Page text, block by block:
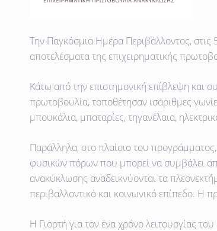
Την Παγκόσμια Ημέρα Περιβάλλοντος, στις
αποτελέσματα της επιχειρηματικής
Κάτω από την επιστημονική επίβλεψη και
πρωτοβουλία, τοποθέτησαν ισάριθμες
μπουκάλια, μπαταρίες, τηγανέλαια,
Παράλληλα, στο πλαίσιο του προγράμματος,
φυσικών πόρων που μπορεί να συμβάλει
ανακύκλωσης αναδεικνύονται τα
περιβαλλοντικό και κοινωνικό επίπεδο. Η
Η Γιορτή για τον ένα χρόνο λειτουργίας